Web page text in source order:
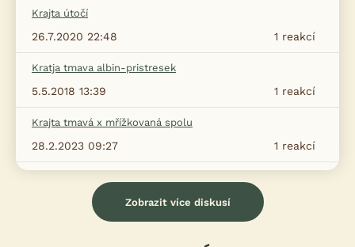
Krajta útočí
1 reakcí
26.7.2020 22:48
Kratja tmava albin-pristresek
1 reakcí
5.5.2018 13:39
Krajta tmavá x mřížkovaná spolu
1 reakcí
28.2.2023 09:27
Zobrazit více diskusí